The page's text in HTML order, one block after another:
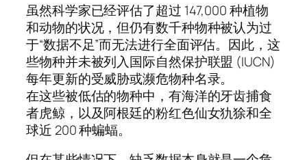
虽然科学家已经评估了超过 147,000 种植物
和动物的状况，但仍有数千种物种被认为过
于“数据不足”而无法进行全面评估。因此，这
些物种并未被列入国际自然保护联盟 (IUCN)
每年更新的受威胁或濒危物种名录。
在这些被低估的物种中，有海洋的牙齿捕食
者虎鲸，以及阿根廷的粉红色仙女犰狳和全
球近 200 种蝙蝠。